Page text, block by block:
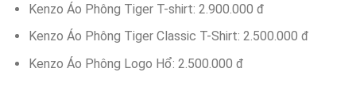
Kenzo Áo Phông Tiger T-shirt: 2.900.000 đ
Kenzo Áo Phông Tiger Classic T-Shirt: 2.500.000 đ
Kenzo Áo Phông Logo Hổ: 2.500.000 đ